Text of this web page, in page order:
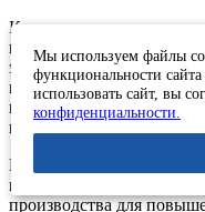
Картирование потока
первых инструментов в
эффективности
позволяет объективно
производственные
наметить пути улучшения.
В процессе
потока, выбора
производства для
Мы используем файлы
функциональности
использовать сайт, вы
конфиденциальности.